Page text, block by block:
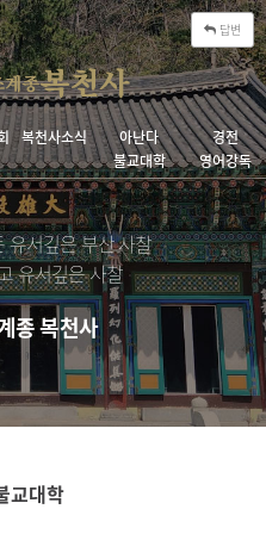
복천사소식
아난다
불교대학
경전
영어강독
유서깊은 부산 사찰
유서깊은 사찰
종 복천사
교대학
답변